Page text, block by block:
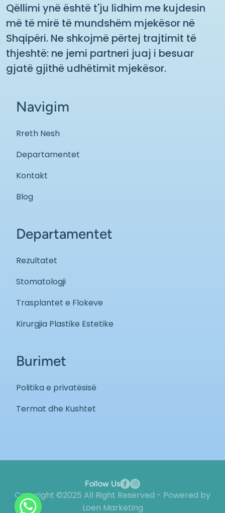
Qëllimi ynë është t'ju lidhim me kujdesin
më të mirë të mundshëm mjekësor në
Shqipëri. Ne shkojmë përtej trajtimit të
thjeshtë: ne jemi partneri juaj i besuar
gjatë gjithë udhëtimit mjekësor.
Navigim
Rreth Nesh
Departamentet
Kontakt
Blog
Departamentet
Rezultatet
Stomatologji
Trasplantet e Flokeve
Kirurgjia Plastike Estetike
Burimet
Politika e privatësisë
Termat dhe Kushtet
Follow Us
Copyright ©2025 All Right Reserved - Powered by
Loen Marketing